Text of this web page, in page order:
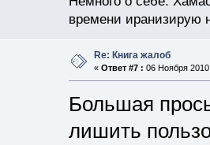
времени иранизирую
Re: Книга жалоб
« Ответ #7 : 06 Ноября
Большая
лишить